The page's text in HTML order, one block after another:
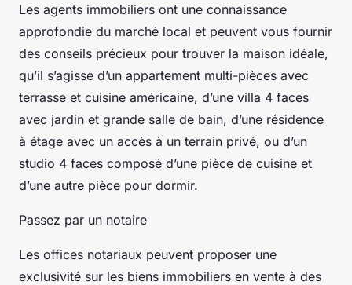
Les agents immobiliers ont une connaissance
approfondie du marché local et peuvent vous fournir
des conseils précieux pour trouver la maison idéale,
qu’il s’agisse d’un appartement multi-pièces avec
terrasse et cuisine américaine, d’une villa 4 faces
avec jardin et grande salle de bain, d’une résidence
à étage avec un accès à un terrain privé, ou d’un
studio 4 faces composé d’une pièce de cuisine et
d’une autre pièce pour dormir.
Passez par un notaire
Les offices notariaux peuvent proposer une
exclusivité sur les biens immobiliers en vente à des